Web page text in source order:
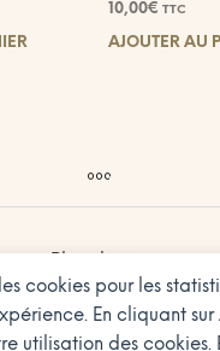
cookies pour les
En cliquant sur
utilisation des cookies.
10,00€ TTC
AJOUTER AU
Générales de
sur le respect de la vie